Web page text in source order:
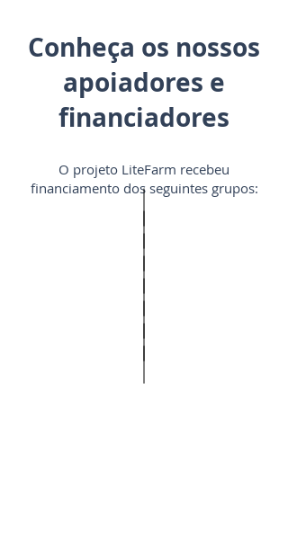
Conheça os nossos
apoiadores e
financiadores
O projeto LiteFarm recebeu
financiamento dos seguintes grupos: